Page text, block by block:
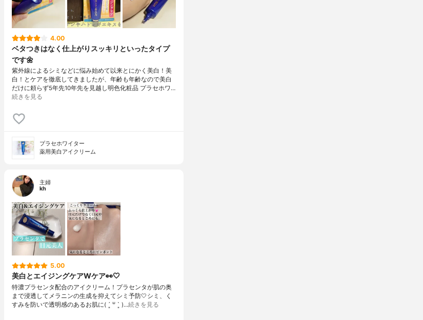
4.00
ベタつきはなく仕上がりスッキリといったタイプ
です🌼
紫外線によるシミなどに悩み始めて以来とにかく美白！美
白！とケアを徹底してきましたが、年齢も年齢なので美白
だけに頼らず5年先10年先を見越し明色化粧品 プラセホワ…
続きを見る
プラセホワイター
薬用美白アイクリーム
主婦
kh
5.00
美白とエイジングケアWケア👀🤍
特濃プラセンタ配合のアイクリーム！プラセンタが肌の奥
まで浸透してメラニンの生成を抑えてシミ予防🤍シミ、く
すみを防いで透明感のあるお肌に( ´͈ ᐜ `͈ )…続きを見る